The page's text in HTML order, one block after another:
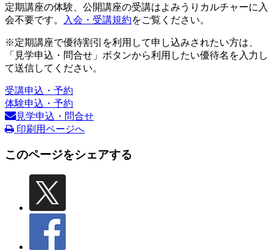
定期講座の体験、公開講座の受講はよみうりカルチャーに入
会不要です。
入会・受講規約をご覧ください。
※定期講座で優待割引を利用して申し込みされたい方は、
「見学申込・問合せ」ボタンから利用したい優待名を入力し
て送信してください。
受講申込・予約
体験申込・予約
見学申込・問合せ
印刷用ページへ
このページをシェアする